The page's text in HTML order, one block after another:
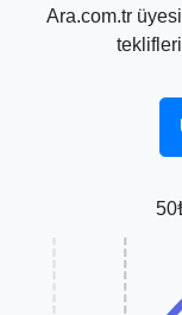
Ara.com.tr